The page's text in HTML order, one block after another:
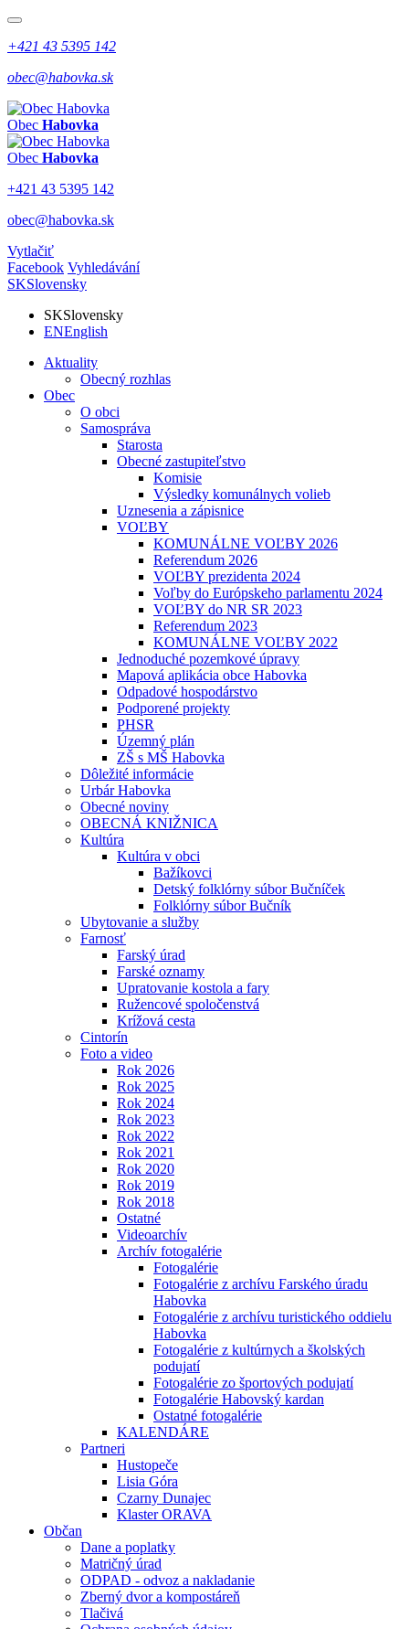
+421 43 5395 142
obec@habovka.sk
Obec Habovka
Obec Habovka
+421 43 5395 142
obec@habovka.sk
Vytlačiť
Facebook Vyhledávání
SKSlovensky
SKSlovensky
ENEnglish
Aktuality
Obecný rozhlas
Obec
O obci
Samospráva
Starosta
Obecné zastupiteľstvo
Komisie
Výsledky komunálnych volieb
Uznesenia a zápisnice
VOĽBY
KOMUNÁLNE VOĽBY 2026
Referendum 2026
VOĽBY prezidenta 2024
Voľby do Európskeho parlamentu 2024
VOĽBY do NR SR 2023
Referendum 2023
KOMUNÁLNE VOĽBY 2022
Jednoduché pozemkové úpravy
Mapová aplikácia obce Habovka
Odpadové hospodárstvo
Podporené projekty
PHSR
Územný plán
ZŠ s MŠ Habovka
Dôležité informácie
Urbár Habovka
Obecné noviny
OBECNÁ KNIŽNICA
Kultúra
Kultúra v obci
Bažíkovci
Detský folklórny súbor Bučníček
Folklórny súbor Bučník
Ubytovanie a služby
Farnosť
Farský úrad
Farské oznamy
Upratovanie kostola a fary
Ružencové spoločenstvá
Krížová cesta
Cintorín
Foto a video
Rok 2026
Rok 2025
Rok 2024
Rok 2023
Rok 2022
Rok 2021
Rok 2020
Rok 2019
Rok 2018
Ostatné
Videoarchív
Archív fotogalérie
Fotogalérie
Fotogalérie z archívu Farského úradu
Habovka
Fotogalérie z archívu turistického oddielu
Habovka
Fotogalérie z kultúrnych a školských
podujatí
Fotogalérie zo športových podujatí
Fotogalérie Habovský kardan
Ostatné fotogalérie
KALENDÁRE
Partneri
Hustopeče
Lisia Góra
Czarny Dunajec
Klaster ORAVA
Občan
Dane a poplatky
Matričný úrad
ODPAD - odvoz a nakladanie
Zberný dvor a kompostáreň
Tlačivá